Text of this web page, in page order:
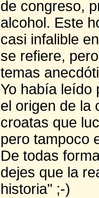
de congreso,
alcohol. Este
casi infalible
se refiere,
temas
Yo había leído
el origen de la
croatas que
pero tampoco
De todas
dejes que la
historia" ;-)